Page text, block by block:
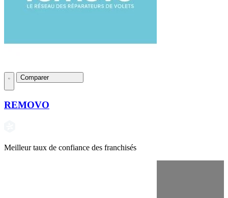
Comparer
REMOVO
Meilleur taux de confiance des franchisés